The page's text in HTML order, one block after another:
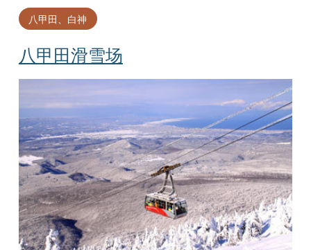
八甲田滑雪场
八甲田、白神